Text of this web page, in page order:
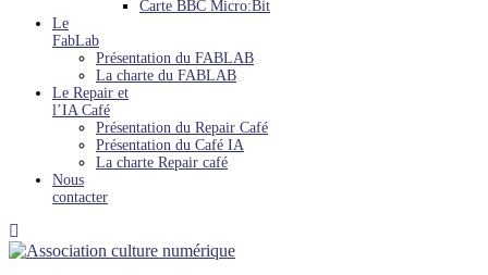
Carte BBC Micro:Bit
Le
FabLab
Présentation du FABLAB
La charte du FABLAB
Le Repair et
l’IA Café
Présentation du Repair Café
Présentation du Café IA
La charte Repair café
Nous
contacter